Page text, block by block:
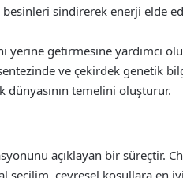
sindirerek enerji elde
getirmesine yardımcı
ve çekirdek genetik
dünyasının temelini oluşturur.
açıklayan bir süreçtir.
çevresel koşullara en